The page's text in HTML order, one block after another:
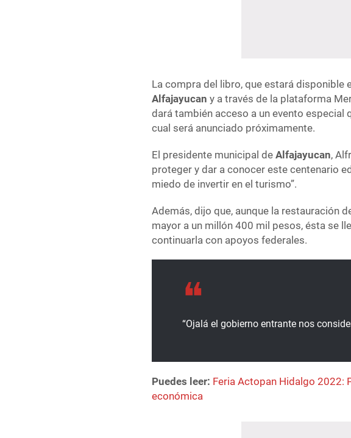
La compra del libro, que estará disponible
Alfajayucany a través de la plataforma
dará también acceso a un evento especial
cual será anunciado próximamente.
El presidente municipal deAlfajayucan,
proteger y dar a conocer este centenario
miedo de invertir en el turismo”.
Además, dijo que, aunque la restauración
mayor a un millón 400 mil pesos, ésta se
continuarla con apoyos federales.
“Ojalá el gobierno entrante nos
Puedes leer: Feria Actopan Hidalgo 2022:
económica